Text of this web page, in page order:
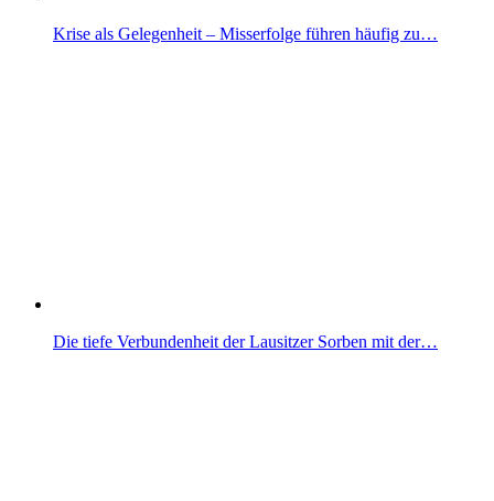
Krise als Gelegenheit – Misserfolge führen häufig zu…
Die tiefe Verbundenheit der Lausitzer Sorben mit der…